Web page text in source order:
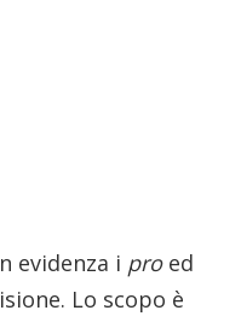
evidenza i pro ed
Lo scopo è